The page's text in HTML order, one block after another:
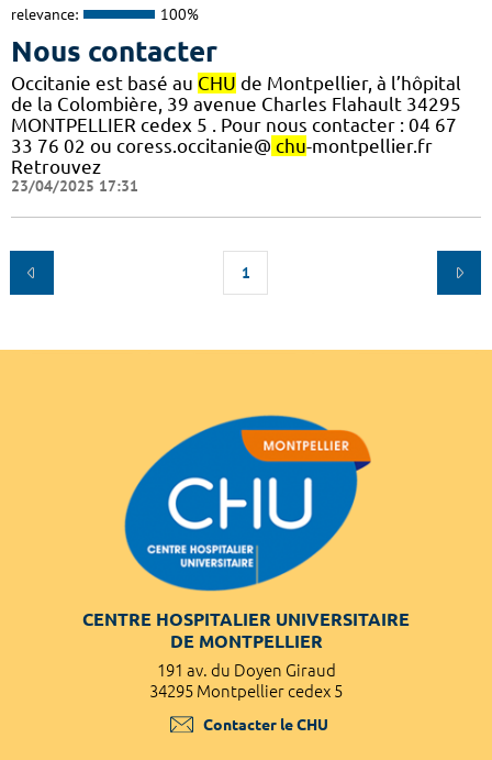
relevance: 100%
Nous contacter
Occitanie est basé au CHU de Montpellier, à l’hôpital
de la Colombière, 39 avenue Charles Flahault 34295
MONTPELLIER cedex 5 . Pour nous contacter : 04 67
33 76 02 ou coress.occitanie@ chu-montpellier.fr
Retrouvez
23/04/2025 17:31
1
CENTRE HOSPITALIER UNIVERSITAIRE
DE MONTPELLIER
191 av. du Doyen Giraud
34295 Montpellier cedex 5
Contacter le CHU